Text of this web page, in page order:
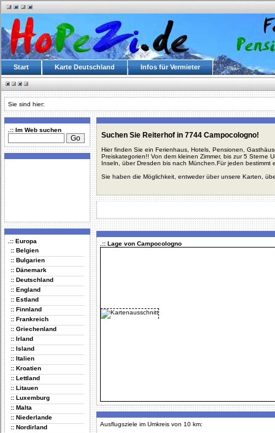
Start Karte Deutschland Infos für Vermieter
Sie sind hier:
.:: Im Web suchen
.:: Europa
:: Belgien
:: Bulgarien
:: Dänemark
:: Deutschland
:: England
:: Estland
:: Finnland
:: Frankreich
:: Griechenland
:: Irland
:: Island
:: Italien
:: Kroatien
:: Lettland
:: Litauen
:: Luxemburg
:: Malta
:: Niederlande
:: Nordirland
Suchen Sie Reiterhof in 7744 Campocologno!
Hier finden Sie ein Ferienhaus, Hotels, Pensionen,
Preiskategorien!! Von dem kleinen Zimmer, bis zur 5 Sterne
Inseln, über Dresden bis nach München.Für jeden bestimmt
Sie haben die Möglichkeit, entweder über unsere Karten,
.:: Lage von Campocologno
Ausflugsziele im Umkreis von 10 km: